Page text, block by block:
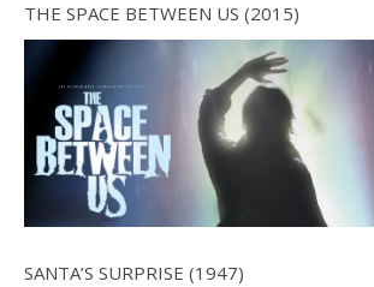
THE SPACE BETWEEN US (2015)
SANTA’S SURPRISE (1947)